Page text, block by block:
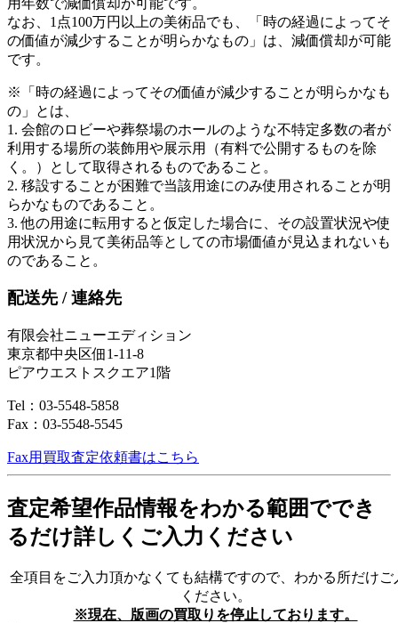
なお、1点100万円以上の美術品でも、「時の経過によってそ
の価値が減少することが明らかなもの」は、減価償却が可能
です。
※「時の経過によってその価値が減少することが明らかなも
の」とは、
1. 会館のロビーや葬祭場のホールのような不特定多数の者が
利用する場所の装飾用や展示用（有料で公開するものを除
く。）として取得されるものであること。
2. 移設することが困難で当該用途にのみ使用されることが明
らかなものであること。
3. 他の用途に転用すると仮定した場合に、その設置状況や使
用状況から見て美術品等としての市場価値が見込まれないも
のであること。
配送先 / 連絡先
有限会社ニューエディション
東京都中央区佃1-11-8
ピアウエストスクエア1階
Tel：03-5548-5858
Fax：03-5548-5545
Fax用買取査定依頼書はこちら
査定希望作品情報をわかる範囲ででき
るだけ詳しくご入力ください
全項目をご入力頂かなくても結構ですので、わかる所だけご
ください。
※現在、版画の買取りを停止しております。